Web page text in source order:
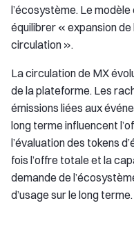
l’écosystème. Le
équilibrer « expansion
circulation ».
La circulation de MX
de la plateforme. Les
émissions liées aux
long terme influencent
l’évaluation des tokens
fois l’offre totale et la
demande de
d’usage sur le long terme.